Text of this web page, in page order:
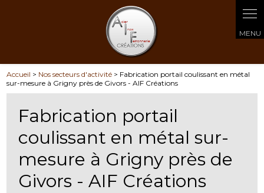
Accueil > Nos secteurs d'activité > Fabrication portail coulissant en métal
sur-mesure à Grigny près de Givors - AIF Créations
Fabrication portail
coulissant en métal sur-
mesure à Grigny près de
Givors - AIF Créations
Panneau de gestion des cookies